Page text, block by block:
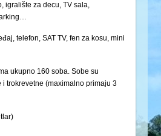
igralište za decu, TV sala,
telefon, SAT TV, fen za kosu, mini
ukupno 160 soba. Sobe su
i trokrevetne (maximalno primaju 3